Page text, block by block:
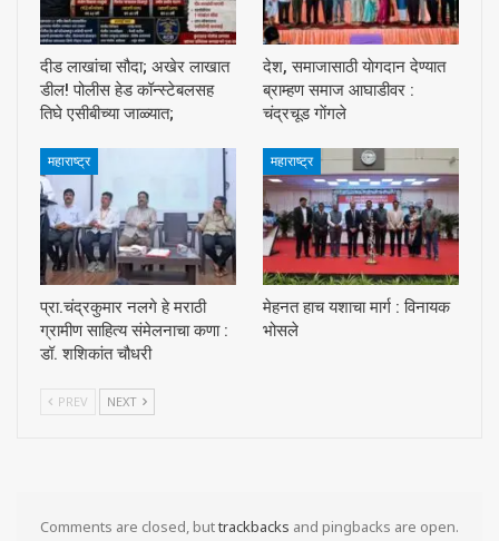
दीड लाखांचा सौदा; अखेर लाखात
डील! पोलीस हेड कॉन्स्टेबलसह
तिघे एसीबीच्या जाळ्यात;
देश, समाजासाठी याेगदान देण्यात
ब्राम्हण समाज आघाडीवर :
चंद्रचूड गाेंगले
महाराष्ट्र
प्रा.चंद्रकुमार नलगे हे मराठी
ग्रामीण साहित्य संमेलनाचा कणा :
डॉ. शशिकांत चौधरी
महाराष्ट्र
मेहनत हाच यशाचा मार्ग : विनायक
भोसले
PREV NEXT
Comments are closed, buttrackbacks and pingbacks are open.